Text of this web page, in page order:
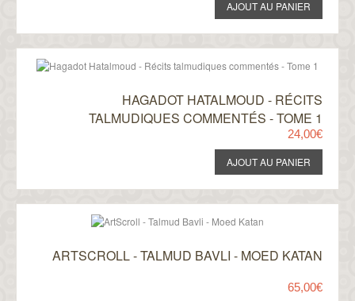
HAGADOT HATALMOUD - RÉCITS
TALMUDIQUES COMMENTÉS - TOME 1
24,00€
ARTSCROLL - TALMUD BAVLI - MOED KATAN
65,00€